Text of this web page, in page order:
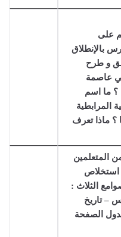
على
بالإنطلاق
و طرح
عاصمة
؟ ما اسم
المرابطية
؟ ماذا تعرف
المتعلمين
استخلاص
الثلاث :
– تاريخ
الصفحة